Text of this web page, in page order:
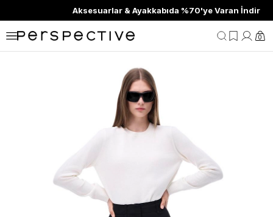
Aksesuarlar & Ayakkabıda %70'ye Varan İndirim
0